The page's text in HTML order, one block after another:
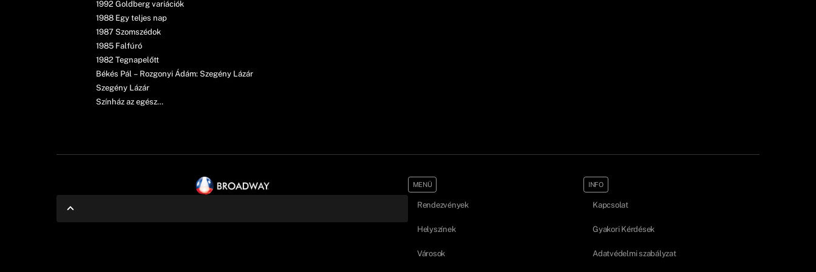
1992 Goldberg variációk
1988 Egy teljes nap
1987 Szomszédok
1985 Falfúró
1982 Tegnapelőtt
Békés Pál – Rozgonyi Ádám: Szegény Lázár
Szegény Lázár
Színház az egész…
MENÜ
Rendezvények
Helyszínek
Városok
INFO
Kapcsolat
Gyakori Kérdések
Adatvédelmi szabályzat